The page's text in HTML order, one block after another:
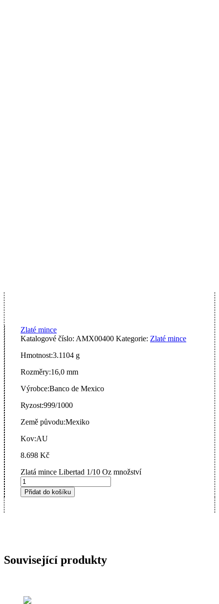
Zlaté mince
Katalogové číslo: AMX00400 Kategorie: Zlaté mince
Hmotnost:3.1104 g
Rozměry:16,0 mm
Výrobce:Banco de Mexico
Ryzost:999/1000
Země původu:Mexiko
Kov:AU
8.698 Kč
Zlatá mince Libertad 1/10 Oz množství
Přidat do košíku
Související produkty